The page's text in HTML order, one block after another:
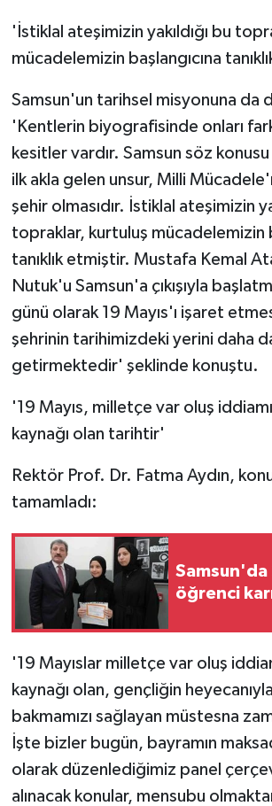
'İstiklal ateşimizin yakıldığı bu
mücadelemizin başlangıcına
Samsun'un tarihsel misyonuna da
'Kentlerin biyografisinde onları
kesitler vardır. Samsun söz
ilk akla gelen unsur, Milli
şehir olmasıdır. İstiklal ateşimizin
topraklar, kurtuluş mücadelemizin
tanıklık etmiştir. Mustafa Kemal
Nutuk'u Samsun'a çıkışıyla
günü olarak 19 Mayıs'ı işaret
şehrinin tarihimizdeki yerini daha
getirmektedir' şeklinde konuştu.
'19 Mayıs, milletçe var oluş
kaynağı olan tarihtir'
Rektör Prof. Dr. Fatma Aydın,
tamamladı:
Samsun'da
öğrenci
'19 Mayıslar milletçe var oluş
kaynağı olan, gençliğin
bakmamızı sağlayan müstesna
İşte bizler bugün, bayramın
olarak düzenlediğimiz panel
alınacak konular, mensubu